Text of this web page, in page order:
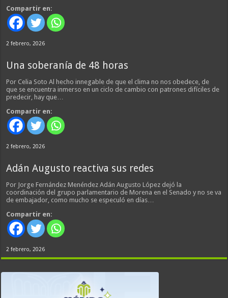
Compartir en:
2 febrero, 2026
Una soberanía de 48 horas
Por Celia Soto Al hecho innegable de que el clima no nos obedece, de
que se encuentra inmerso en un ciclo de cambio con patrones difíciles de
predecir, hay que…
Compartir en:
2 febrero, 2026
Adán Augusto reactiva sus redes
Por Jorge Fernández Menéndez Adán Augusto López dejó la
coordinación del grupo parlamentario de Morena en el Senado y no se va
de embajador, como mucho se especuló en días…
Compartir en:
2 febrero, 2026